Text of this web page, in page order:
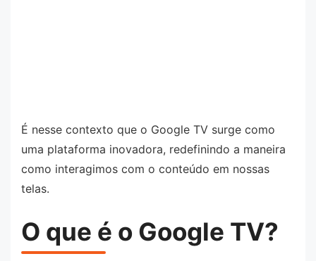
É nesse contexto que o Google TV surge como
uma plataforma inovadora, redefinindo a maneira
como interagimos com o conteúdo em nossas
telas.
O que é o Google TV?